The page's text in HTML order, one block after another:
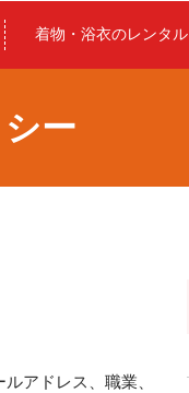
着物・浴衣のレンタル
ー
アドレス、職業、